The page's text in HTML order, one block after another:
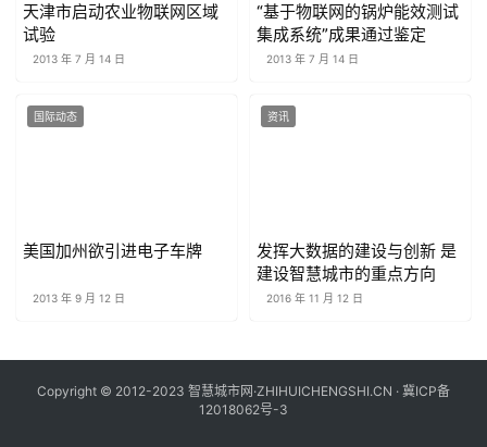
天津市启动农业物联网区域
试验
2013 年 7 月 14 日
“基于物联网的锅炉能效测试
集成系统”成果通过鉴定
2013 年 7 月 14 日
国际动态
美国加州欲引进电子车牌
2013 年 9 月 12 日
资讯
发挥大数据的建设与创新 是
建设智慧城市的重点方向
2016 年 11 月 12 日
Copyright © 2012-2023 智慧城市网·ZHIHUICHENGSHI.CN · 冀ICP备
12018062号-3